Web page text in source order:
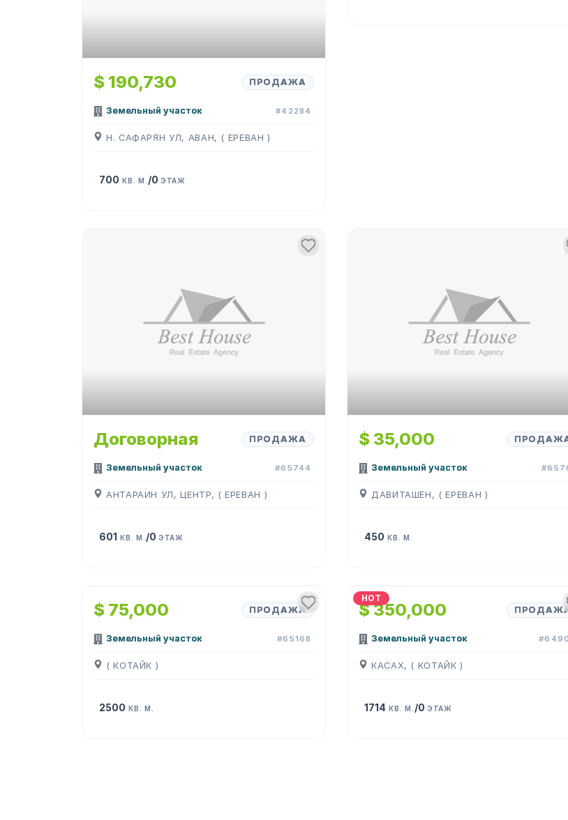
$ 190,730 ПРОДАЖА
Земельный участок #42284
Н. САФАРЯН УЛ, АВАН, ( ЕРЕВАН )
700 КВ. М. /0 ЭТАЖ
Договорная ПРОДАЖА
Земельный участок #65744
АНТАРАИН УЛ, ЦЕНТР, ( ЕРЕВАН )
601 КВ. М. /0 ЭТАЖ
$ 35,000
Земельный участок
ДАВИТАШЕН, ( ЕРЕВАН )
450 КВ. М.
$ 75,000 ПРОДАЖА
Земельный участок #65168
( КОТАЙК )
2500 КВ. М.
HOT
$ 350,000
Земельный участок
КАСАХ, ( КОТАЙК )
1714 КВ. М. /0 ЭТАЖ